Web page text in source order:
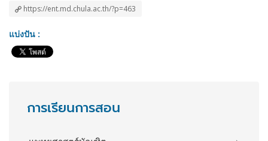
https://ent.md.chula.ac.th/?p=463
แบ่งปัน :
การเรียนการสอน